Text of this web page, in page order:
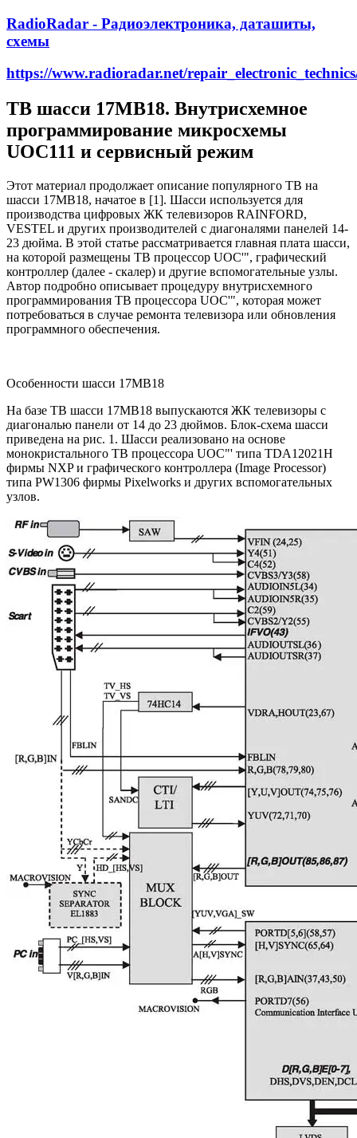
RadioRadar - Радиоэлектроника, даташиты,
схемы
https://www.radioradar.net/
ТВ шасси 17MB18. Внутрисхемное
программирование микросхемы
UOC111 и сервисный режим
Этот материал продолжает описание популярного ТВ на
шасси 17MB18, начатое в [1]. Шасси используется для
производства цифровых ЖК телевизоров RAINFORD,
VESTEL и других производителей с диагоналями панелей 14-
23 дюйма. В этой статье рассматривается главная плата шасси,
на которой размещены ТВ процессор UOC'", графический
контроллер (далее - скалер) и другие вспомогательные узлы.
Автор подробно описывает процедуру внутрисхемного
программирования ТВ процессора UOC'", которая может
потребоваться в случае ремонта телевизора или обновления
программного обеспечения.
Особенности шасси 17MB18
На базе ТВ шасси 17MB18 выпускаются ЖК телевизоры с
диагональю панели от 14 до 23 дюймов. Блок-схема шасси
приведена на рис. 1. Шасси реализовано на основе
монокристального ТВ процессора UOC"' типа TDA12021H
фирмы NXP и графического контроллера (Image Processor)
типа PW1306 фирмы Pixelworks и других вспомогательных
узлов.